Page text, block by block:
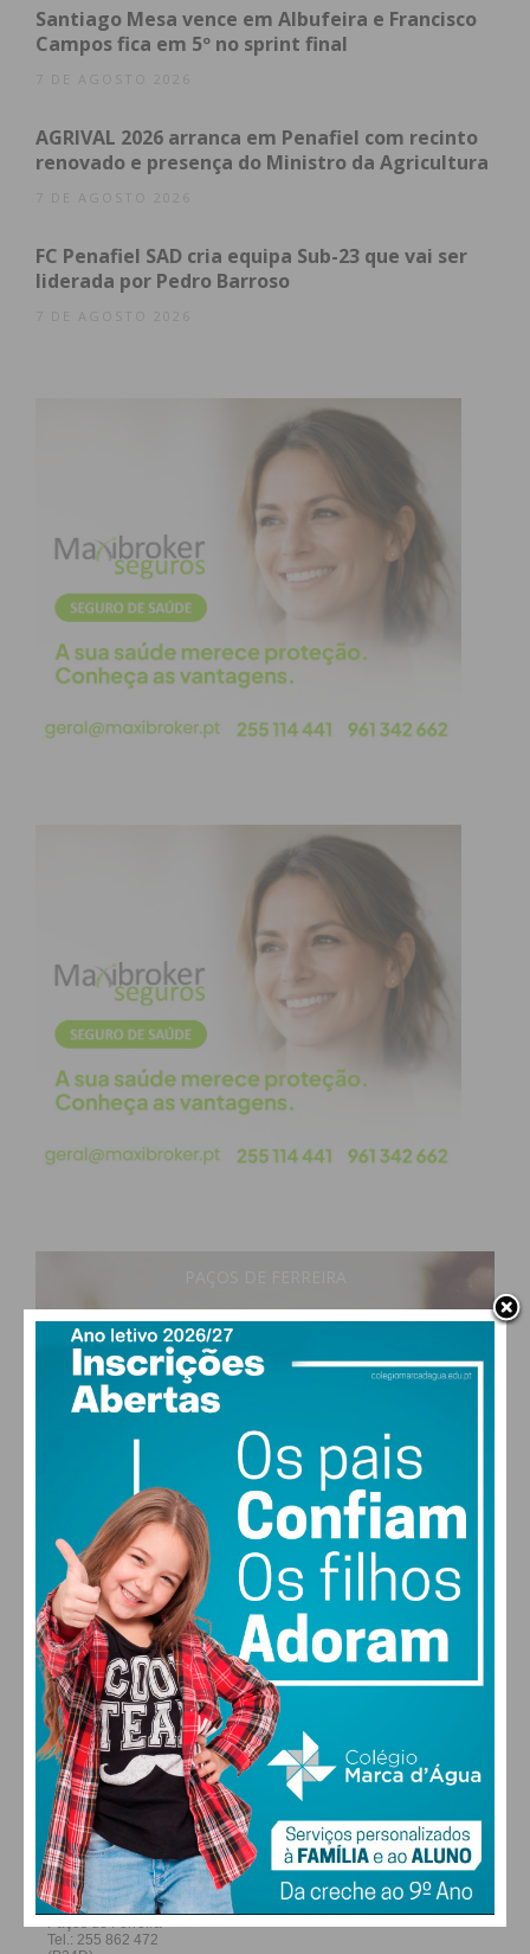
Imediato
atualizada.
Eu li e concordo com os
termos e
condições
Santiago Mesa vence em Albufeira e Francisco
Campos fica em 5º no sprint final
7 DE AGOSTO 2026
AGRIVAL 2026 arranca em Penafiel com recinto
renovado e presença do Ministro da Agricultura
7 DE AGOSTO 2026
FC Penafiel SAD cria equipa Sub-23 que vai ser
liderada por Pedro Barroso
7 DE AGOSTO 2026
21°
vento: 1m/s O
22 °
SEX
28
SÁB
27
DOM
29
SEG
ALTERAR
FARMACIAS DE SERVIÇO EM PAÇOS DE
FERREIRA